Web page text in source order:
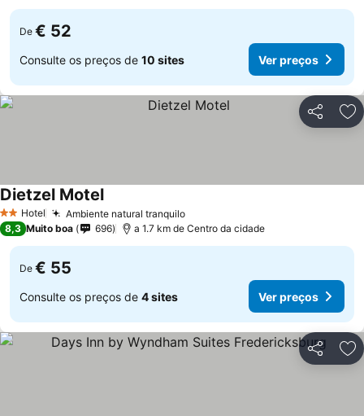
De € 52
Consulte os preços de 10 sites Ver preços
Partilhar
2 Estrelas
Hotel Ambiente natural tranquilo
Dietzel Motel
8,3 Muito boa 696 a 1.7 km de Centro da cidade
De € 55
Consulte os preços de 4 sites Ver preços
Partilhar